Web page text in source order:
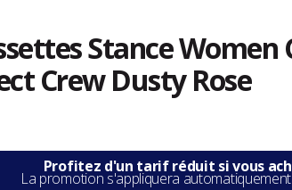
Stance Women
Crew Dusty Rose
Profitez d'un tarif réduit si vous
La promotion s'appliquera